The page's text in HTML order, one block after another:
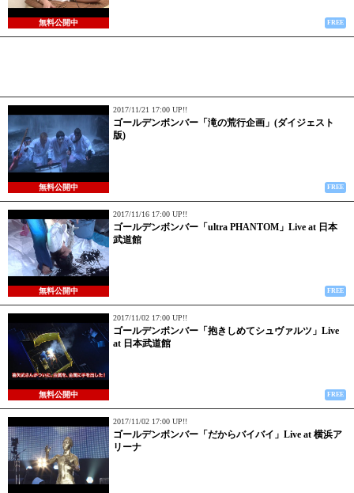
無料公開中 FREE
無料公開中
2017/11/21 17:00 UP!!
ゴールデンボンバー「滝の荒行企画」(ダイジェスト
版)
FREE
無料公開中
2017/11/16 17:00 UP!!
ゴールデンボンバー「ultra PHANTOM」Live at 日本
武道館
FREE
無料公開中
2017/11/02 17:00 UP!!
ゴールデンボンバー「抱きしめてシュヴァルツ」Live
at 日本武道館
FREE
2017/11/02 17:00 UP!!
ゴールデンボンバー「だからバイバイ」Live at 横浜ア
リーナ